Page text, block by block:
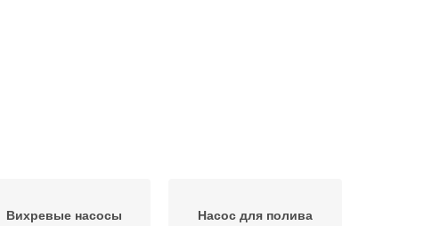
Вихревые насосы Насос для полива